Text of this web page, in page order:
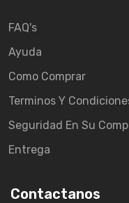
FAQ's
Ayuda
Como Comprar
Terminos Y
Seguridad En Su
Entrega
Contactanos